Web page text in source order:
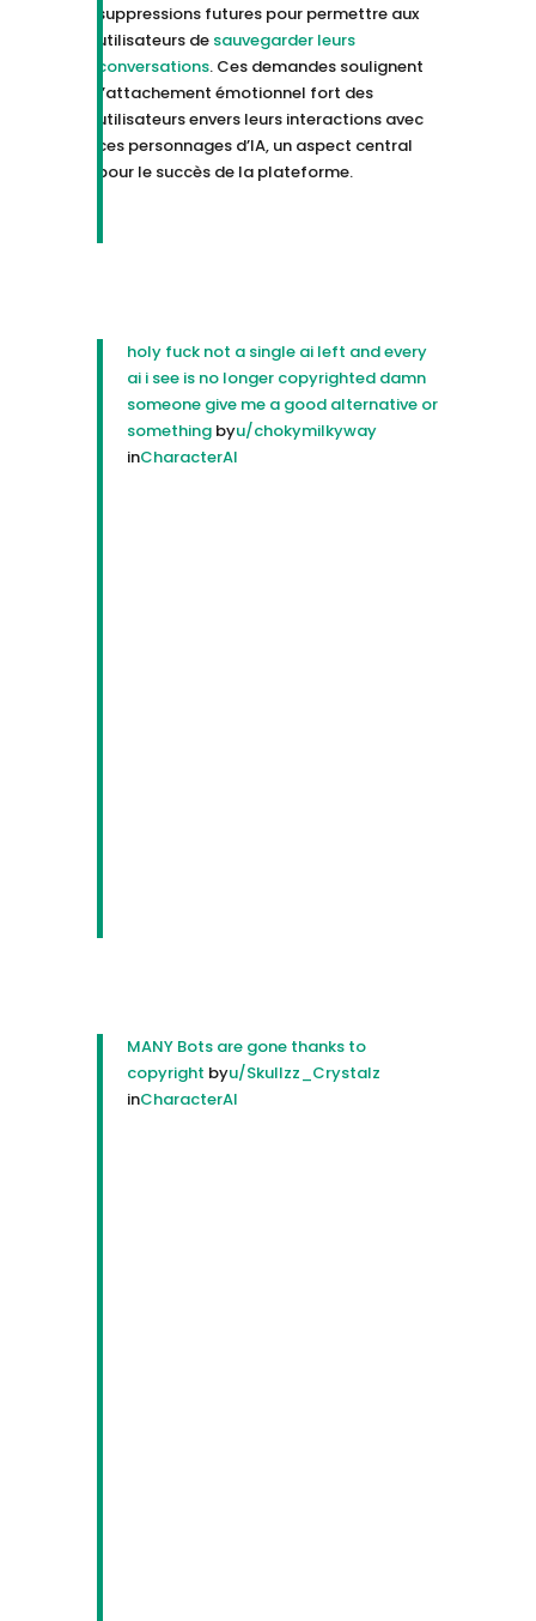
suppressions futures pour permettre aux
utilisateurs de sauvegarder leurs
conversations. Ces demandes soulignent
l’attachement émotionnel fort des
utilisateurs envers leurs interactions avec
ces personnages d’IA, un aspect central
pour le succès de la plateforme.
holy fuck not a single ai left and every
ai i see is no longer copyrighted damn
someone give me a good alternative or
something byu/chokymilkyway
inCharacterAI
MANY Bots are gone thanks to
copyright byu/Skullzz_Crystalz
inCharacterAI